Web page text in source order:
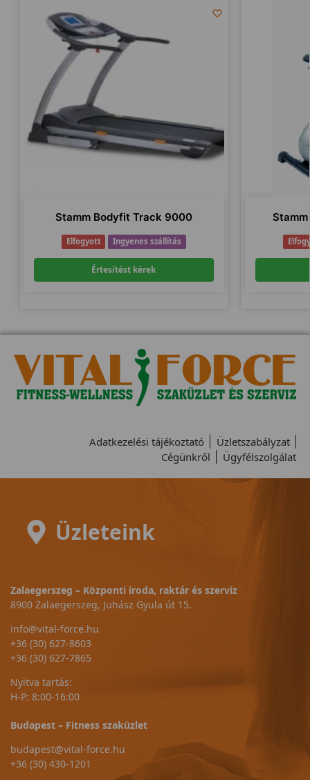
Stamm Bodyfit Track 9000
Elfogyott Ingyenes szállítás
Értesítést kérek
Adatkezelési tájékoztató
Üzletszabályzat
Cégünkről
Ügyfélszolgálat
Üzleteink
Zalaegerszeg – Központi iroda, raktár és szerviz
8900 Zalaegerszeg, Juhász Gyula út 15.
info@vital-force.hu
+36 (30) 627-8603
+36 (30) 627-7865
Nyitva tartás:
H-P: 8:00-16:00
Budapest – Fitness szaküzlet
budapest@vital-force.hu
+36 (30) 430-1201